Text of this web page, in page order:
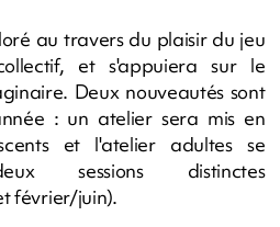
au travers du plaisir du jeu
et s'appuiera sur le
Deux nouveautés sont
: un atelier sera mis en
et l'atelier adultes se
sessions distinctes
février/juin).